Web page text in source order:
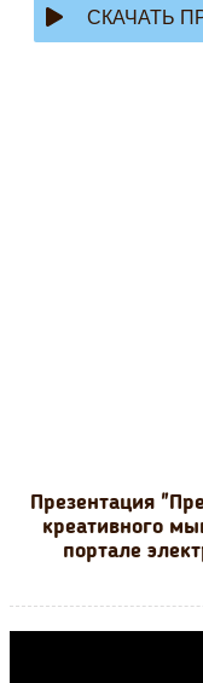
СКАЧАТЬ
Презентация
креативного
портале